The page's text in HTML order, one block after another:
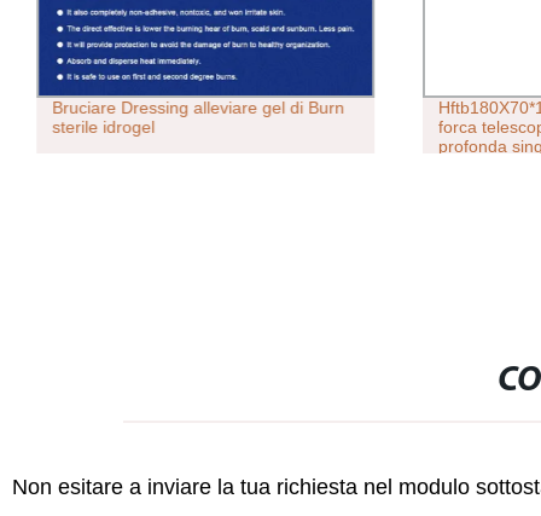
Bruciare Dressing alleviare gel di Burn
sterile idrogel
forca
profonda
Non esitare a inviare la tua richiesta nel modulo